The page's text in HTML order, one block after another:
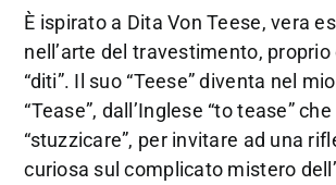
È ispirato a Dita Von Teese, vera
nell’arte del travestimento,
“diti”. Il suo “Teese” diventa nel
“Tease”, dall’Inglese “to tease”
“stuzzicare”, per invitare ad una
curiosa sul complicato mistero